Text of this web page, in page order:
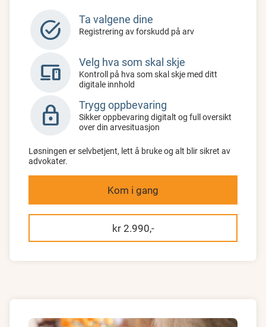
task_alt Ta valgene dine
Registrering av forskudd på arv
devices Velg hva som skal skje
Kontroll på hva som skal skje med ditt
digitale innhold
lock Trygg oppbevaring
Sikker oppbevaring digitalt og full oversikt
over din arvesituasjon
Løsningen er selvbetjent, lett å bruke og alt blir sikret av
advokater.
Kom i gang
kr 2.990,-